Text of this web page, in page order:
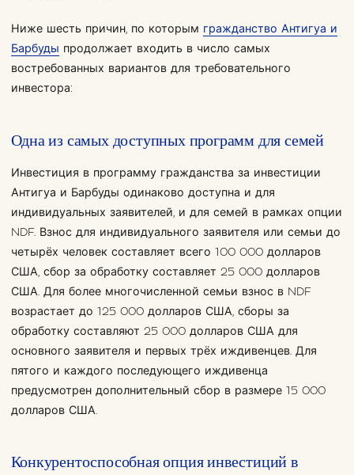
Ниже шесть причин, по которым гражданство Антигуа и
Барбуды продолжает входить в число самых
востребованных вариантов для требовательного
инвестора:
Одна из самых доступных программ для семей
Инвестиция в программу гражданства за инвестиции
Антигуа и Барбуды одинаково доступна и для
индивидуальных заявителей, и для семей в рамках опции
NDF. Взнос для индивидуального заявителя или семьи до
четырёх человек составляет всего 100 000 долларов
США, сбор за обработку составляет 25 000 долларов
США. Для более многочисленной семьи взнос в NDF
возрастает до 125 000 долларов США, сборы за
обработку составляют 25 000 долларов США для
основного заявителя и первых трёх иждивенцев. Для
пятого и каждого последующего иждивенца
предусмотрен дополнительный сбор в размере 15 000
долларов США.
Конкурентоспособная опция инвестиций в